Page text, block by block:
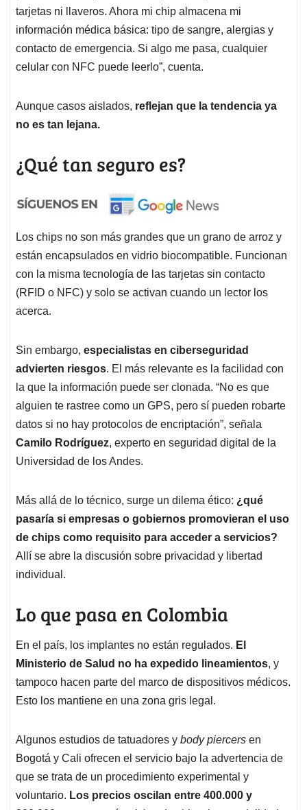
tarjetas ni llaveros. Ahora mi chip almacena mi
información médica básica: tipo de sangre, alergias y
contacto de emergencia. Si algo me pasa, cualquier
celular con NFC puede leerlo”, cuenta.
Aunque casos aislados, reflejan que la tendencia ya
no es tan lejana.
¿Qué tan seguro es?
Los chips no son más grandes que un grano de arroz y
están encapsulados en vidrio biocompatible. Funcionan
con la misma tecnología de las tarjetas sin contacto
(RFID o NFC) y solo se activan cuando un lector los
acerca.
Sin embargo, especialistas en ciberseguridad
advierten riesgos. El más relevante es la facilidad con
la que la información puede ser clonada. “No es que
alguien te rastree como un GPS, pero sí pueden robarte
datos si no hay protocolos de encriptación”, señala
Camilo Rodríguez, experto en seguridad digital de la
Universidad de los Andes.
Más allá de lo técnico, surge un dilema ético: ¿qué
pasaría si empresas o gobiernos promovieran el uso
de chips como requisito para acceder a servicios?
Allí se abre la discusión sobre privacidad y libertad
individual.
Lo que pasa en Colombia
En el país, los implantes no están regulados. El
Ministerio de Salud no ha expedido lineamientos, y
tampoco hacen parte del marco de dispositivos médicos.
Esto los mantiene en una zona gris legal.
Algunos estudios de tatuadores y body piercers en
Bogotá y Cali ofrecen el servicio bajo la advertencia de
que se trata de un procedimiento experimental y
voluntario. Los precios oscilan entre 400.000 y